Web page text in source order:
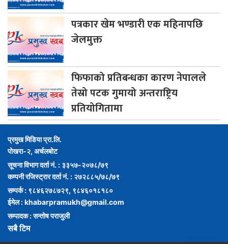
पत्रकारखेम भण्डारी एक महिनापछि
जेलमुक्त
फिफाकोप्रतिबन्धका कारण नेपालले
तेस्रो पटक गुमायो अन्तराष्ट्रिय
प्रतियोगितामा
प्रमुख मिडिया प्रा.लि.
पोखरा-२, अर्चलबोट
सूचना विभाग दर्ता नं. : ३३५७-२०७८/७९
कम्पनी रजिस्ट्रार दर्ता नं. : २७२८८५/७८/७९
सम्पर्क : ९८४६२७८७२९, ९८४६०१८१८०
ईमेल :khabarpramukh@gmail.com
सम्पादक : सन्तोष पराजुली
सबै टिम